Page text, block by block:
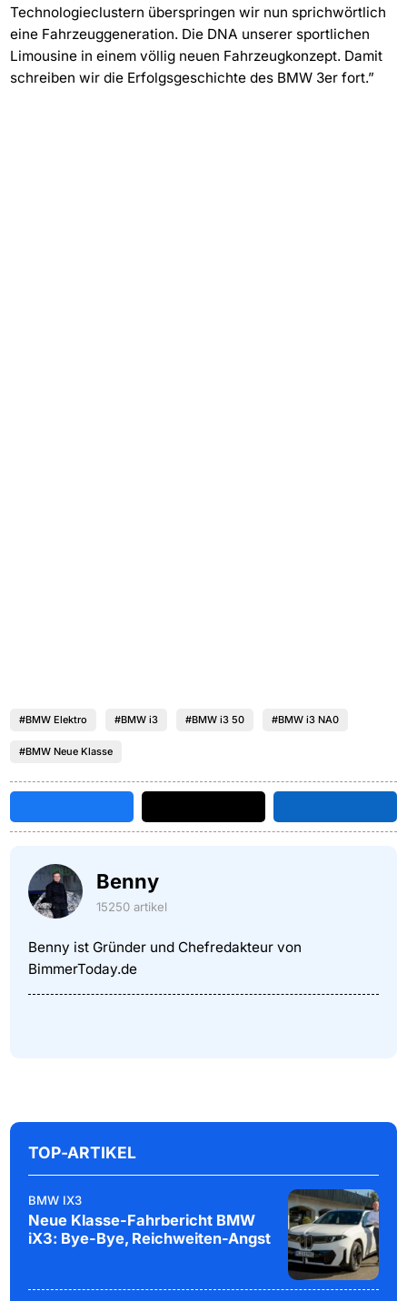
Technologieclustern überspringen wir nun sprichwörtlich
eine Fahrzeuggeneration. Die DNA unserer sportlichen
Limousine in einem völlig neuen Fahrzeugkonzept. Damit
schreiben wir die Erfolgsgeschichte des BMW 3er fort.”
#BMW Elektro #BMW i3 #BMW i3 50 #BMW i3 NA0
#BMW Neue Klasse
Benny
15250 artikel
Benny ist Gründer und Chefredakteur von
BimmerToday.de
TOP-ARTIKEL
BMW IX3
Neue Klasse-Fahrbericht BMW
iX3: Bye-Bye, Reichweiten-Angst